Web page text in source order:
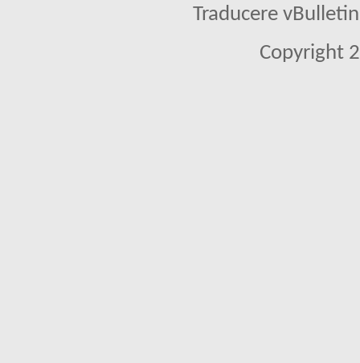
Traducere
Copyright